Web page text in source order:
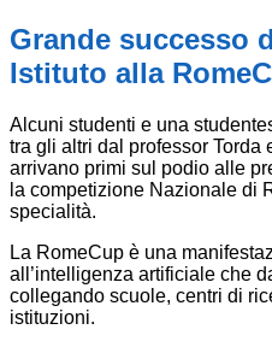
Grande successo
Istituto alla
Alcuni studenti e una
tra gli altri dal professor Torda
arrivano primi sul podio alle
la competizione Nazionale di
specialità.
La RomeCup è una
all’intelligenza artificiale che
collegando scuole, centri di
istituzioni.